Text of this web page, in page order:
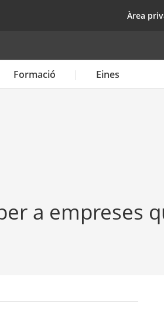
top
Àrea
Formació Eines
a empreses